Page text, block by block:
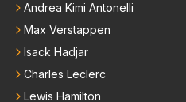
Andrea Kimi Antonelli
Max Verstappen
Isack Hadjar
Charles Leclerc
Lewis Hamilton